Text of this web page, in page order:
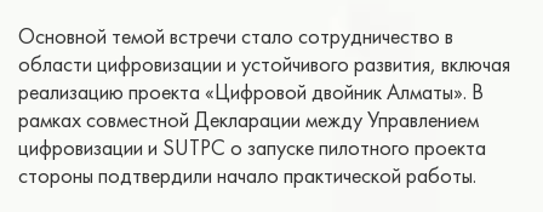
Основной темой встречи стало сотрудничество в
области цифровизации и устойчивого развития, включая
реализацию проекта «Цифровой двойник Алматы». В
рамках совместной Декларации между Управлением
цифровизации и SUTPC о запуске пилотного проекта
стороны подтвердили начало практической работы.